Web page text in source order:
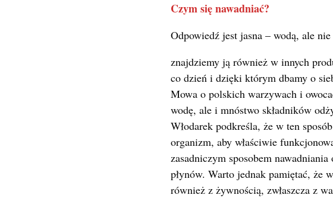
Czym się nawadniać?
Odpowiedź jest jasna – wodą, ale
znajdziemy ją również w innych
co dzień i dzięki którym dbamy o
Mowa o polskich warzywach i
wodę, ale i mnóstwo składników
Włodarek podkreśla, że w ten
organizm, aby właściwie
zasadniczym sposobem
płynów. Warto jednak pamiętać, że
również z żywnością, zwłaszcza z